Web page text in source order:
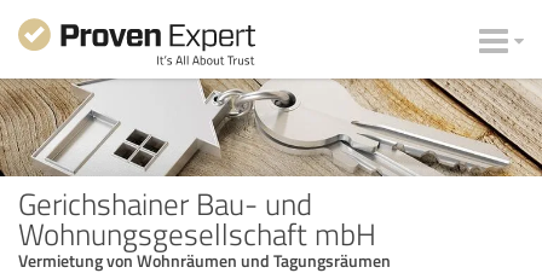
Gerichshainer Bau- und
Wohnungsgesellschaft mbH
Vermietung von Wohnräumen und Tagungsräumen